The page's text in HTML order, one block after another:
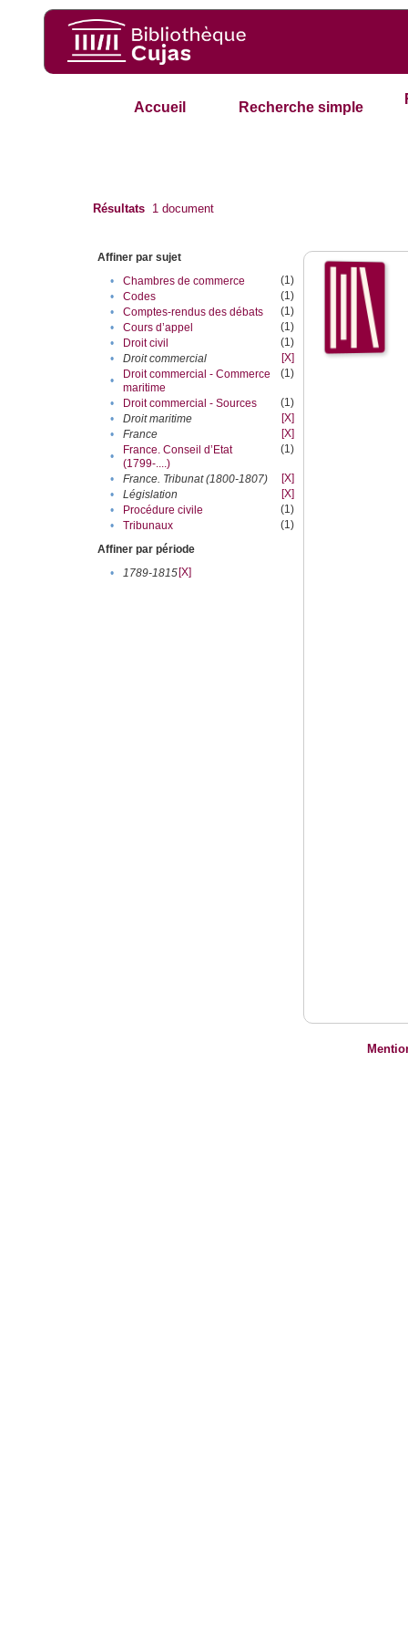
Accueil Recherche simple
Résultats 1 document
Affiner par sujet
•
Chambres de commerce
(1)
•
Codes
(1)
•
Comptes-rendus des débats
(1)
•
Cours d’appel
(1)
•
Droit civil
(1)
•
Droit commercial
[X]
•
Droit commercial - Commerce
maritime
(1)
• Droit commercial - Sources
(1)
•
Droit maritime
[X]
•
France
[X]
•
France. Conseil d’Etat
(1799-....)
(1)
• France. Tribunat (1800-1807)
[X]
•
Législation
[X]
•
Procédure civile
(1)
•
Tribunaux
(1)
Affiner par période
•
1789-1815[X]